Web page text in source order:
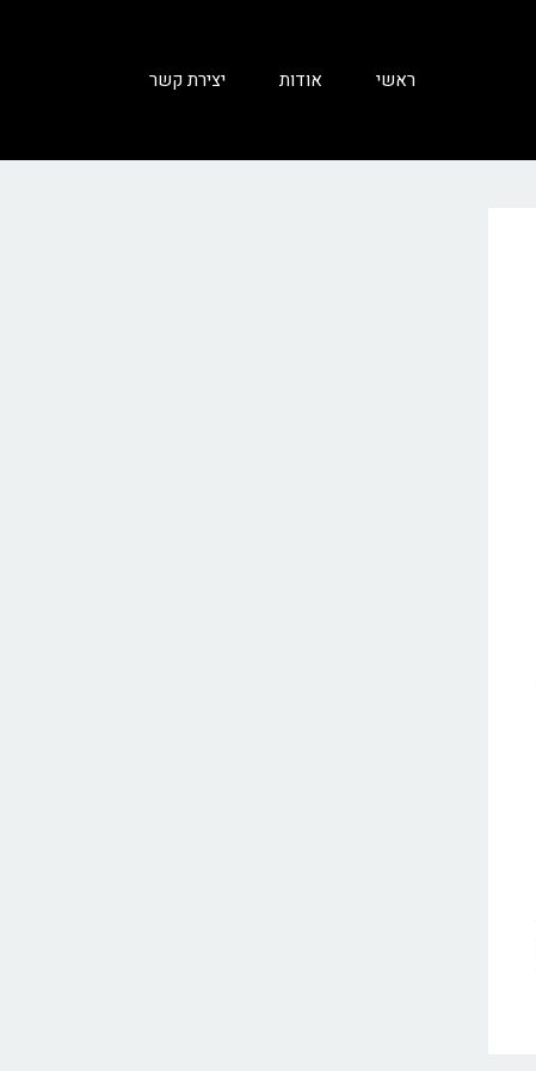
ראשי אודות יצירת קשר